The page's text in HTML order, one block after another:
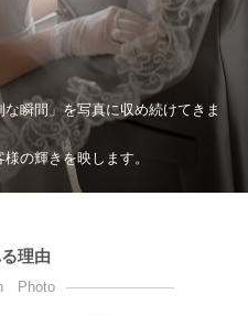
な瞬間」を写真に収め続けてきま
の輝きを映します。
理由
Photo